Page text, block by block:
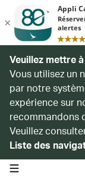
Veuillez mettre
Vous utilisez un
par notre
expérience sur
recommandons
Veuillez
Liste des
open navigation menu